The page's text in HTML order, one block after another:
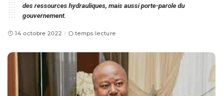
des ressources hydrauliques, mais aussi porte-parole du
gouvernement.
14 octobre 2022 temps lecture